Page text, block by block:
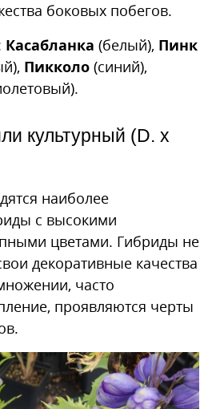
боковых побегов.
Касабланка (белый), Пинк
Пикколо (синий),
культурный (D. x
наиболее
с высокими
цветами. Гибриды не
декоративные качества
часто
проявляются черты